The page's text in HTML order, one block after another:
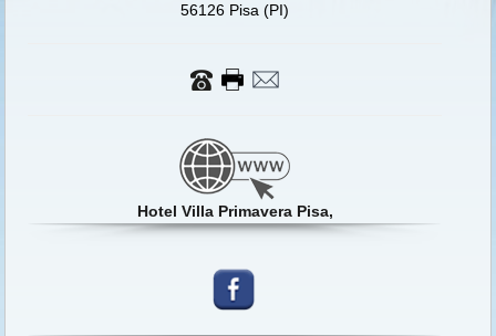
56126 Pisa (PI)
Hotel Villa Primavera Pisa,